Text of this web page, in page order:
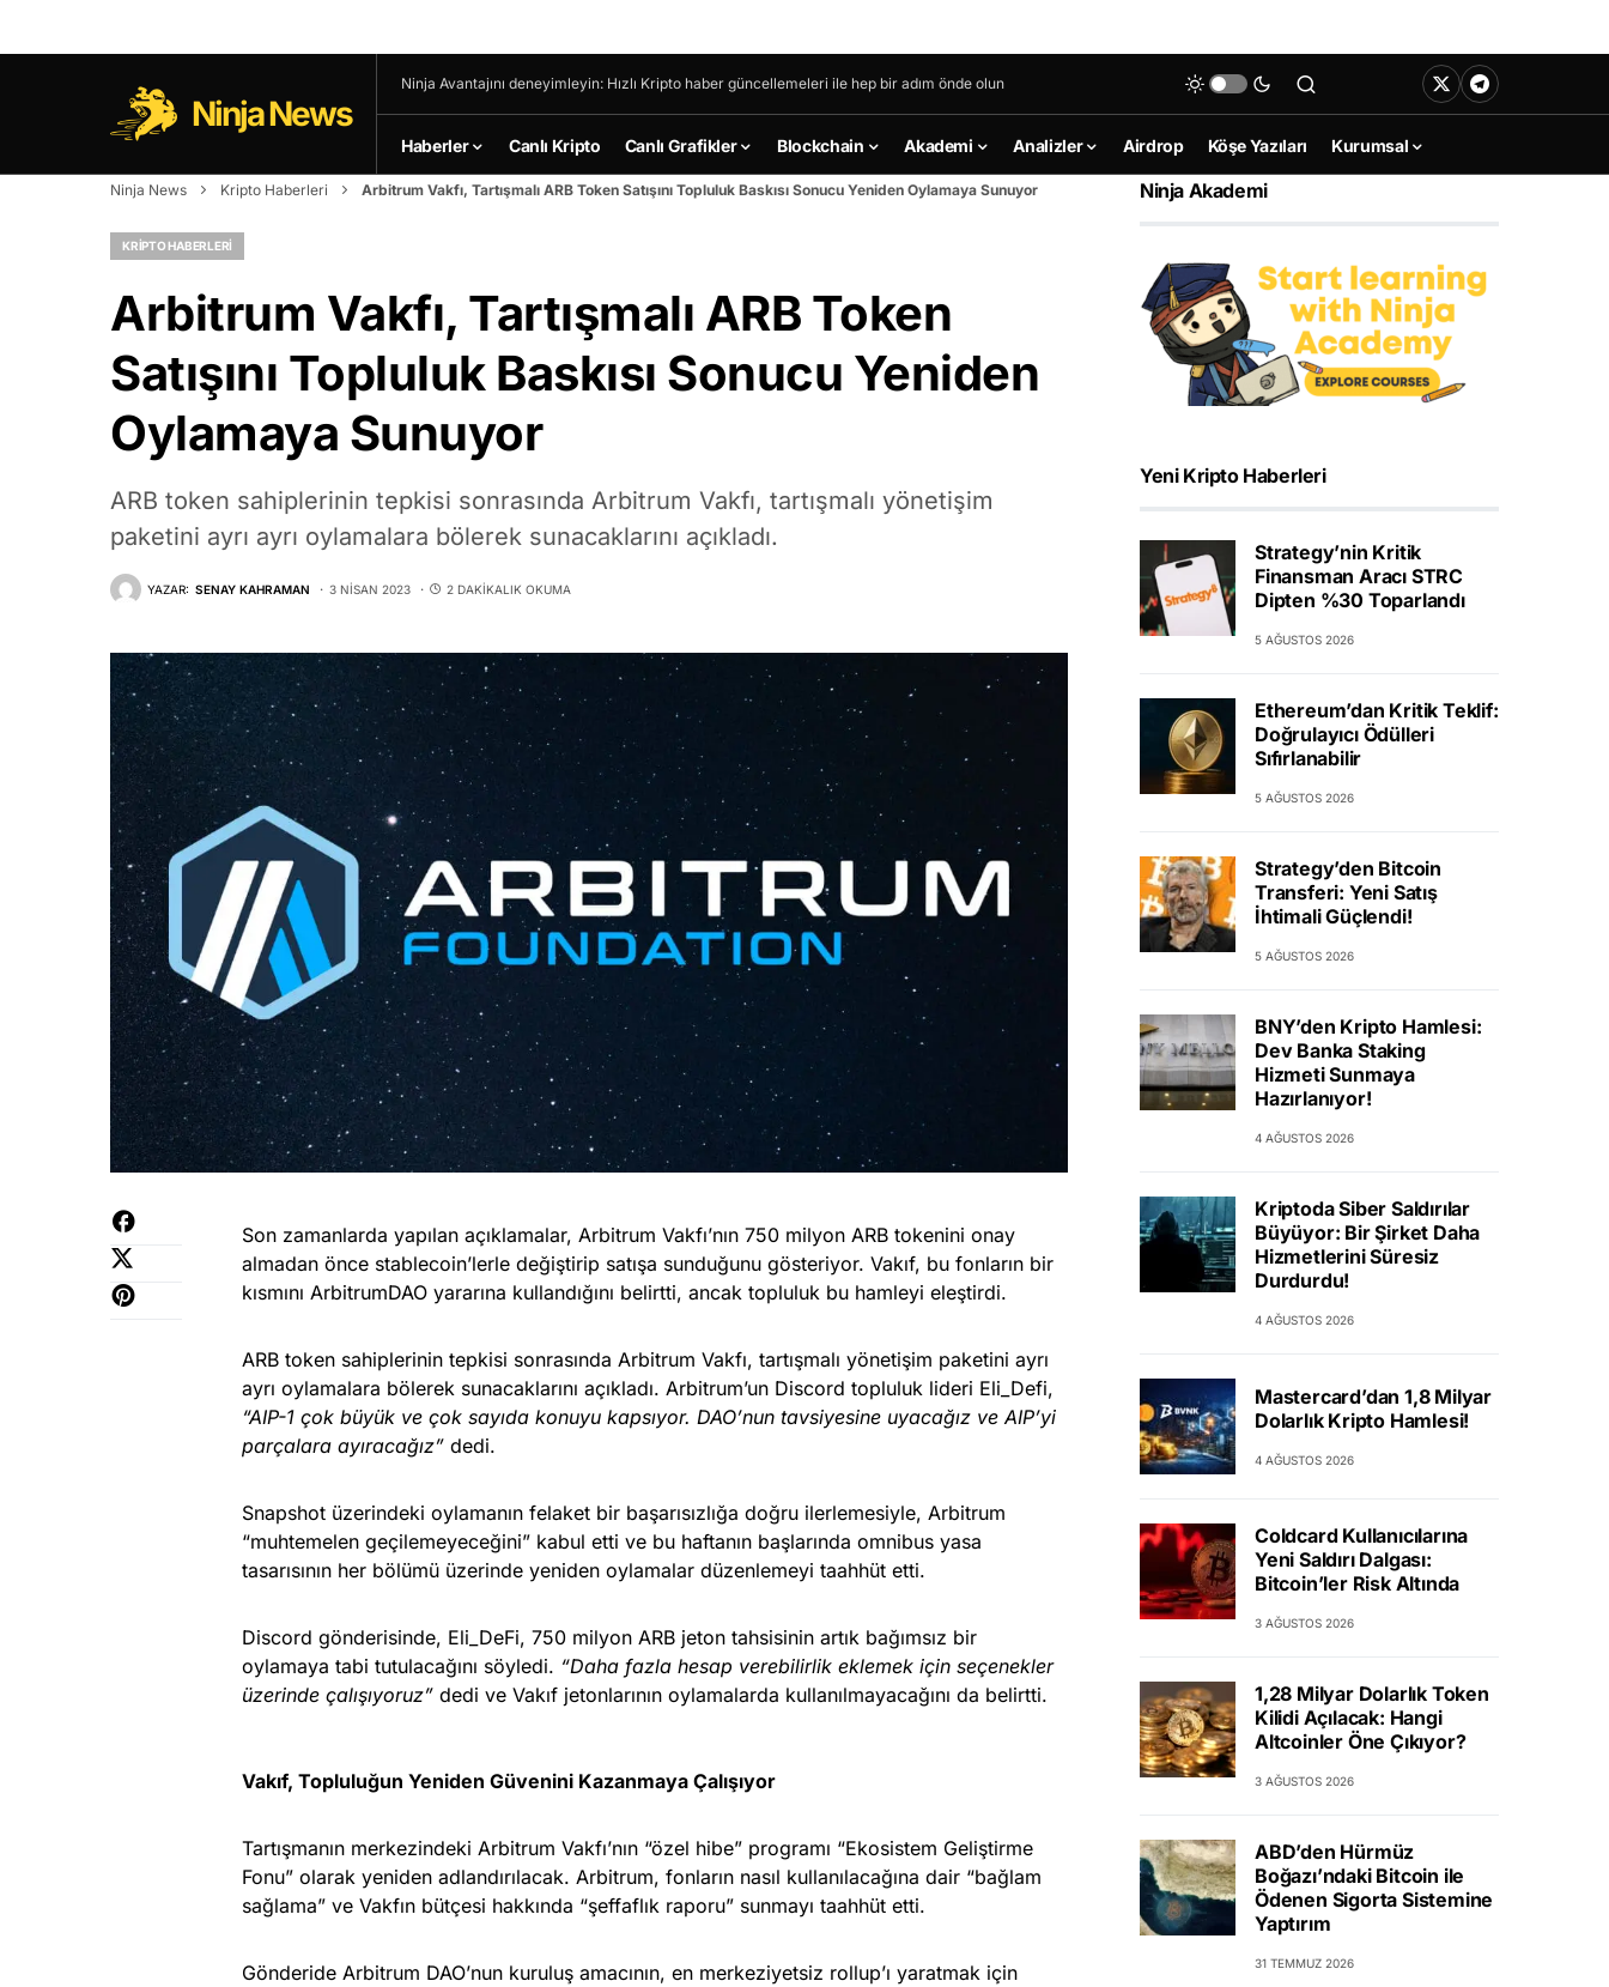
Ninja News
Ninja Avantajını deneyimleyin: Hızlı Kripto haber güncellemeleri ile hep bir adım önde olun
Haberler Canlı Kripto Canlı Grafikler Blockchain Akademi Analizler Airdrop Köşe Yazıları Kurumsal
Ninja News Kripto Haberleri Arbitrum Vakfı, Tartışmalı ARB Token Satışını Topluluk Baskısı Sonucu Yeniden Oylamaya Sunuyor
KRIPTO HABERLERI
Arbitrum Vakfı, Tartışmalı ARB Token
Satışını Topluluk Baskısı Sonucu Yeniden
Oylamaya Sunuyor
ARB token sahiplerinin tepkisi sonrasında Arbitrum Vakfı, tartışmalı yönetişim
paketini ayrı ayrı oylamalara bölerek sunacaklarını açıkladı.
YAZAR: SENAY KAHRAMAN 3 NISAN 2023 2 DAKIKALIK OKUMA
Son zamanlarda yapılan açıklamalar, Arbitrum Vakfı’nın 750 milyon ARB tokenini onay
almadan önce stablecoin’lerle değiştirip satışa sunduğunu gösteriyor. Vakıf, bu fonların bir
kısmını ArbitrumDAO yararına kullandığını belirtti, ancak topluluk bu hamleyi eleştirdi.
ARB token sahiplerinin tepkisi sonrasında Arbitrum Vakfı, tartışmalı yönetişim paketini ayrı
ayrı oylamalara bölerek sunacaklarını açıkladı. Arbitrum’un Discord topluluk lideri Eli_Defi,
“AIP-1 çok büyük ve çok sayıda konuyu kapsıyor. DAO’nun tavsiyesine uyacağız ve AIP’yi
parçalara ayıracağız” dedi.
Snapshot üzerindeki oylamanın felaket bir başarısızlığa doğru ilerlemesiyle, Arbitrum
“muhtemelen geçilemeyeceğini” kabul etti ve bu haftanın başlarında omnibus yasa
tasarısının her bölümü üzerinde yeniden oylamalar düzenlemeyi taahhüt etti.
Discord gönderisinde, Eli_DeFi, 750 milyon ARB jeton tahsisinin artık bağımsız bir
oylamaya tabi tutulacağını söyledi. “Daha fazla hesap verebilirlik eklemek için seçenekler
üzerinde çalışıyoruz” dedi ve Vakıf jetonlarının oylamalarda kullanılmayacağını da belirtti.
Vakıf, Topluluğun Yeniden Güvenini Kazanmaya Çalışıyor
Tartışmanın merkezindeki Arbitrum Vakfı’nın “özel hibe” programı “Ekosistem Geliştirme
Fonu” olarak yeniden adlandırılacak. Arbitrum, fonların nasıl kullanılacağına dair “bağlam
sağlama” ve Vakfın bütçesi hakkında “şeffaflık raporu” sunmayı taahhüt etti.
Gönderide Arbitrum DAO’nun kuruluş amacının, en merkeziyetsiz rollup’ı yaratmak için
Ninja Akademi
Yeni Kripto Haberleri
Strategy’nin Kritik
Finansman Aracı STRC
Dipten %30 Toparlandı
5 AĞUSTOS 2026
Ethereum’dan Kritik Teklif:
Doğrulayıcı Ödülleri
Sıfırlanabilir
5 AĞUSTOS 2026
Strategy’den Bitcoin
Transferi: Yeni Satış
İhtimali Güçlendi!
5 AĞUSTOS 2026
BNY’den Kripto Hamlesi:
Dev Banka Staking
Hizmeti Sunmaya
Hazırlanıyor!
4 AĞUSTOS 2026
Kriptoda Siber Saldırılar
Büyüyor: Bir Şirket Daha
Hizmetlerini Süresiz
Durdurdu!
4 AĞUSTOS 2026
Mastercard’dan 1,8 Milyar
Dolarlık Kripto Hamlesi!
4 AĞUSTOS 2026
Coldcard Kullanıcılarına
Yeni Saldırı Dalgası:
Bitcoin’ler Risk Altında
3 AĞUSTOS 2026
1,28 Milyar Dolarlık Token
Kilidi Açılacak: Hangi
Altcoinler Öne Çıkıyor?
3 AĞUSTOS 2026
ABD’den Hürmüz
Boğazı’ndaki Bitcoin ile
Ödenen Sigorta Sistemine
Yaptırım
31 TEMMUZ 2026